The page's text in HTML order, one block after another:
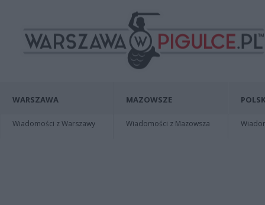
WARSZAWA
Wiadomości z Warszawy
MAZOWSZE
Wiadomości z Mazowsza